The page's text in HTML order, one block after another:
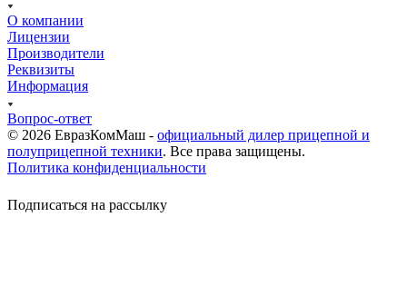
О компании
Лицензии
Производители
Реквизиты
Информация
Вопрос-ответ
© 2026 ЕвразКомМаш - официальный дилер прицепной и
полуприцепной техники. Все права защищены.
Политика конфиденциальности
Подписаться на рассылку